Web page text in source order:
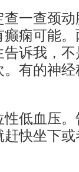
一查颈
痫可能
诉我，
有的神
低血压
快坐下